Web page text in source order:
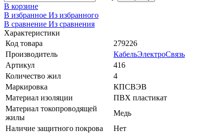
В корзине
В избранное Из избранного
В сравнение Из сравнения
Характеристики
Код товара
279226
Производитель
КабельЭлектроСвязь
Артикул
416
Количество жил
4
Маркировка
КПСВЭВ
Материал изоляции
ПВХ пластикат
Материал токопроводящей
жилы
Медь
Наличие защитного покрова
Нет